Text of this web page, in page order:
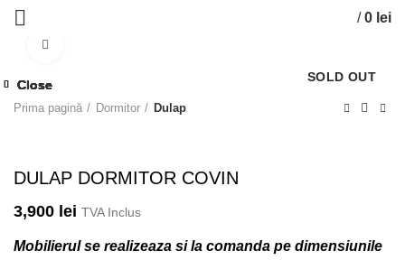
/ 0 lei
SOLD OUT
Prima pagină Dormitor Dulap
DULAP DORMITOR COVIN
3,900 lei TVA Inclus
Mobilierul se realizeaza si la comanda pe dimensiunile
Close
Close
Close
Close
Close
Close
Close
Close